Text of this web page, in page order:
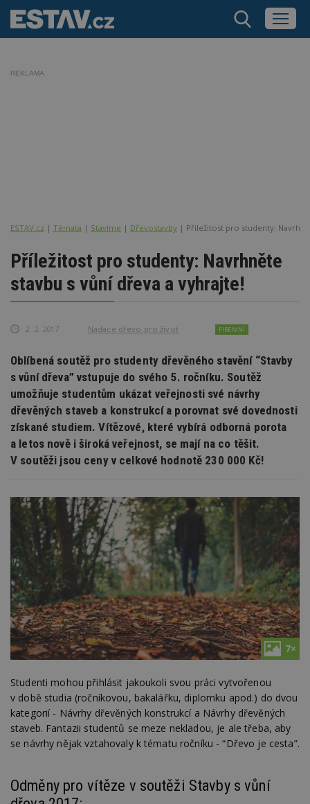
REKLAMA
ESTAV.cz Témata Stavíme Dřevostavby Příležitost pro studenty:
Příležitost pro studenty: Navrhněte
stavbu s vůní dřeva a vyhrajte!
2. 2. 2017 Nadace dřevo pro život FIREMNÍ
Oblíbená soutěž pro studenty dřevěného stavění “Stavby
s vůní dřeva” vstupuje do svého 5. ročníku. Soutěž
umožňuje studentům ukázat veřejnosti své návrhy
dřevěných staveb a konstrukcí a porovnat své dovednosti
získané studiem. Vítězové, které vybírá odborná porota
a letos nově i široká veřejnost, se mají na co těšit.
V soutěži jsou ceny v celkové hodnotě 230 000 Kč!
7×
Studenti mohou přihlásit jakoukoli svou práci vytvořenou
v době studia (ročníkovou, bakalářku, diplomku apod.) do dvou
kategorií - Návrhy dřevěných konstrukcí a Návrhy dřevěných
staveb. Fantazii studentů se meze nekladou, je ale třeba, aby
se návrhy nějak vztahovaly k tématu ročníku - “Dřevo je cesta”.
Odměny pro vítěze v soutěži Stavby s vůní